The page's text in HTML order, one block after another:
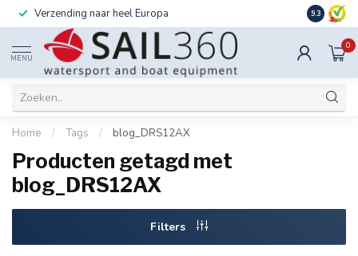
Verzending naar heel Europa Ook
9.3
MENU
0
Home / Tags / blog_DRS12AX
Producten getagd met
blog_DRS12AX
Filters